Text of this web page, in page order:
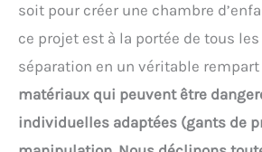
soit pour créer une chambre
ce projet est à la portée de tous
séparation en un véritable
matériaux qui peuvent être
individuelles adaptées (gants de